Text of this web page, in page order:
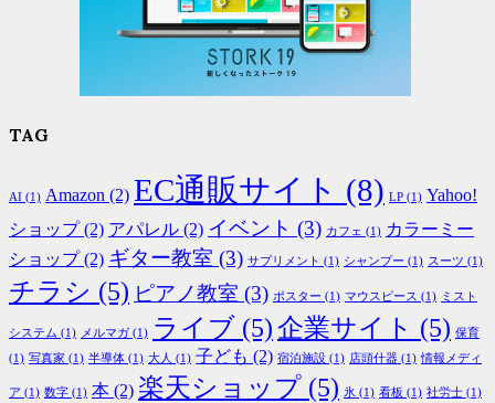
TAG
AI (1) Amazon (2) EC通販サイト (8) LP (1) Yahoo!
ショップ(2) アパレル (2) イベント (3) カフェ (1) カラーミー
ショップ(2) ギター教室 (3) サプリメント (1) シャンプー (1) スーツ (1)
チラシ (5) ピアノ教室 (3) ポスター (1) マウスピース (1) ミスト
システム (1) メルマガ (1) ライブ (5)企業サイト (5) 保育
(1) 写真家 (1) 半導体 (1) 大人 (1) 子ども (2) 宿泊施設 (1) 店頭什器 (1) 情報メディ
ア (1) 数字 (1) 本 (2) 楽天ショップ (5) 氷 (1) 看板 (1) 社労士 (1)